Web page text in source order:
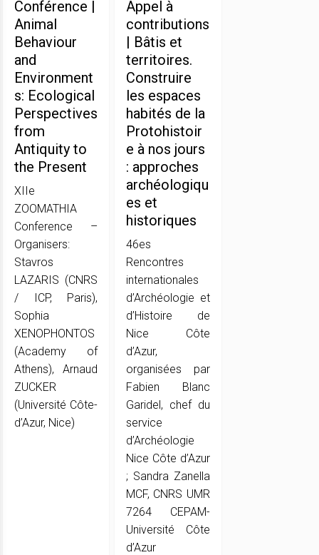
Conférence |
Animal
Behaviour
and
Environment
s: Ecological
Perspectives
from
Antiquity to
the Present
XIIe
ZOOMATHIA
Conference –
Organisers:
Stavros
LAZARIS (CNRS
/ ICP, Paris),
Sophia
XENOPHONTOS
(Academy of
Athens), Arnaud
ZUCKER
(Université Côte-
d’Azur, Nice)
Appel à
contributions
| Bâtis et
territoires.
Construire
les espaces
habités de la
Protohistoir
e à nos jours
: approches
archéologiqu
es et
historiques
46es
Rencontres
internationales
d’Archéologie et
d’Histoire de
Nice Côte
d’Azur,
organisées par
Fabien Blanc
Garidel, chef du
service
d’Archéologie
Nice Côte d’Azur
; Sandra Zanella
MCF, CNRS UMR
7264 CEPAM-
Université Côte
d’Azur